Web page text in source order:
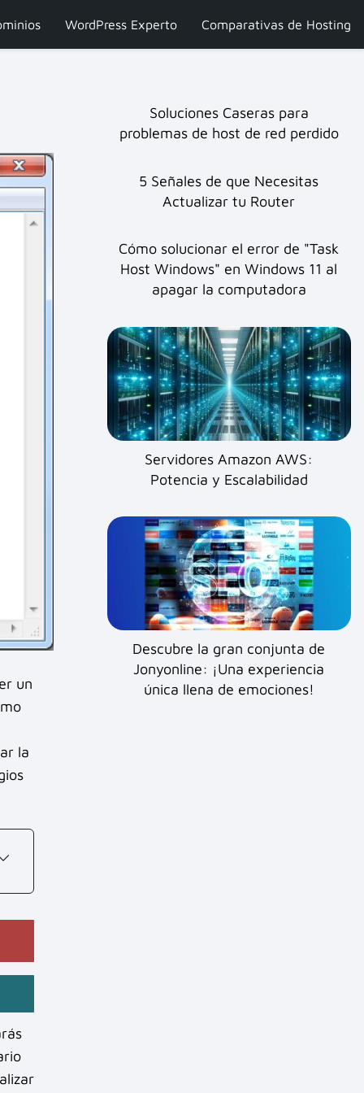
WordPress Experto Comparativas de Hosting
un
la
Soluciones Caseras para
problemas de host de red perdido
5 Señales de que Necesitas
Actualizar tu Router
Cómo solucionar el error de "Task
Host Windows" en Windows 11 al
apagar la computadora
Servidores Amazon AWS:
Potencia y Escalabilidad
Descubre la gran conjunta de
Jonyonline: ¡Una experiencia
única llena de emociones!